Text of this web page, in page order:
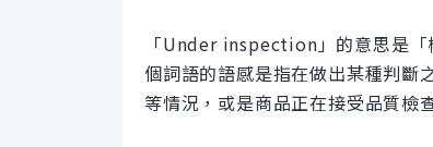
「Under inspection」的意思是
個詞語的語感是指在做出某種判斷
等情況，或是商品正在接受品質檢